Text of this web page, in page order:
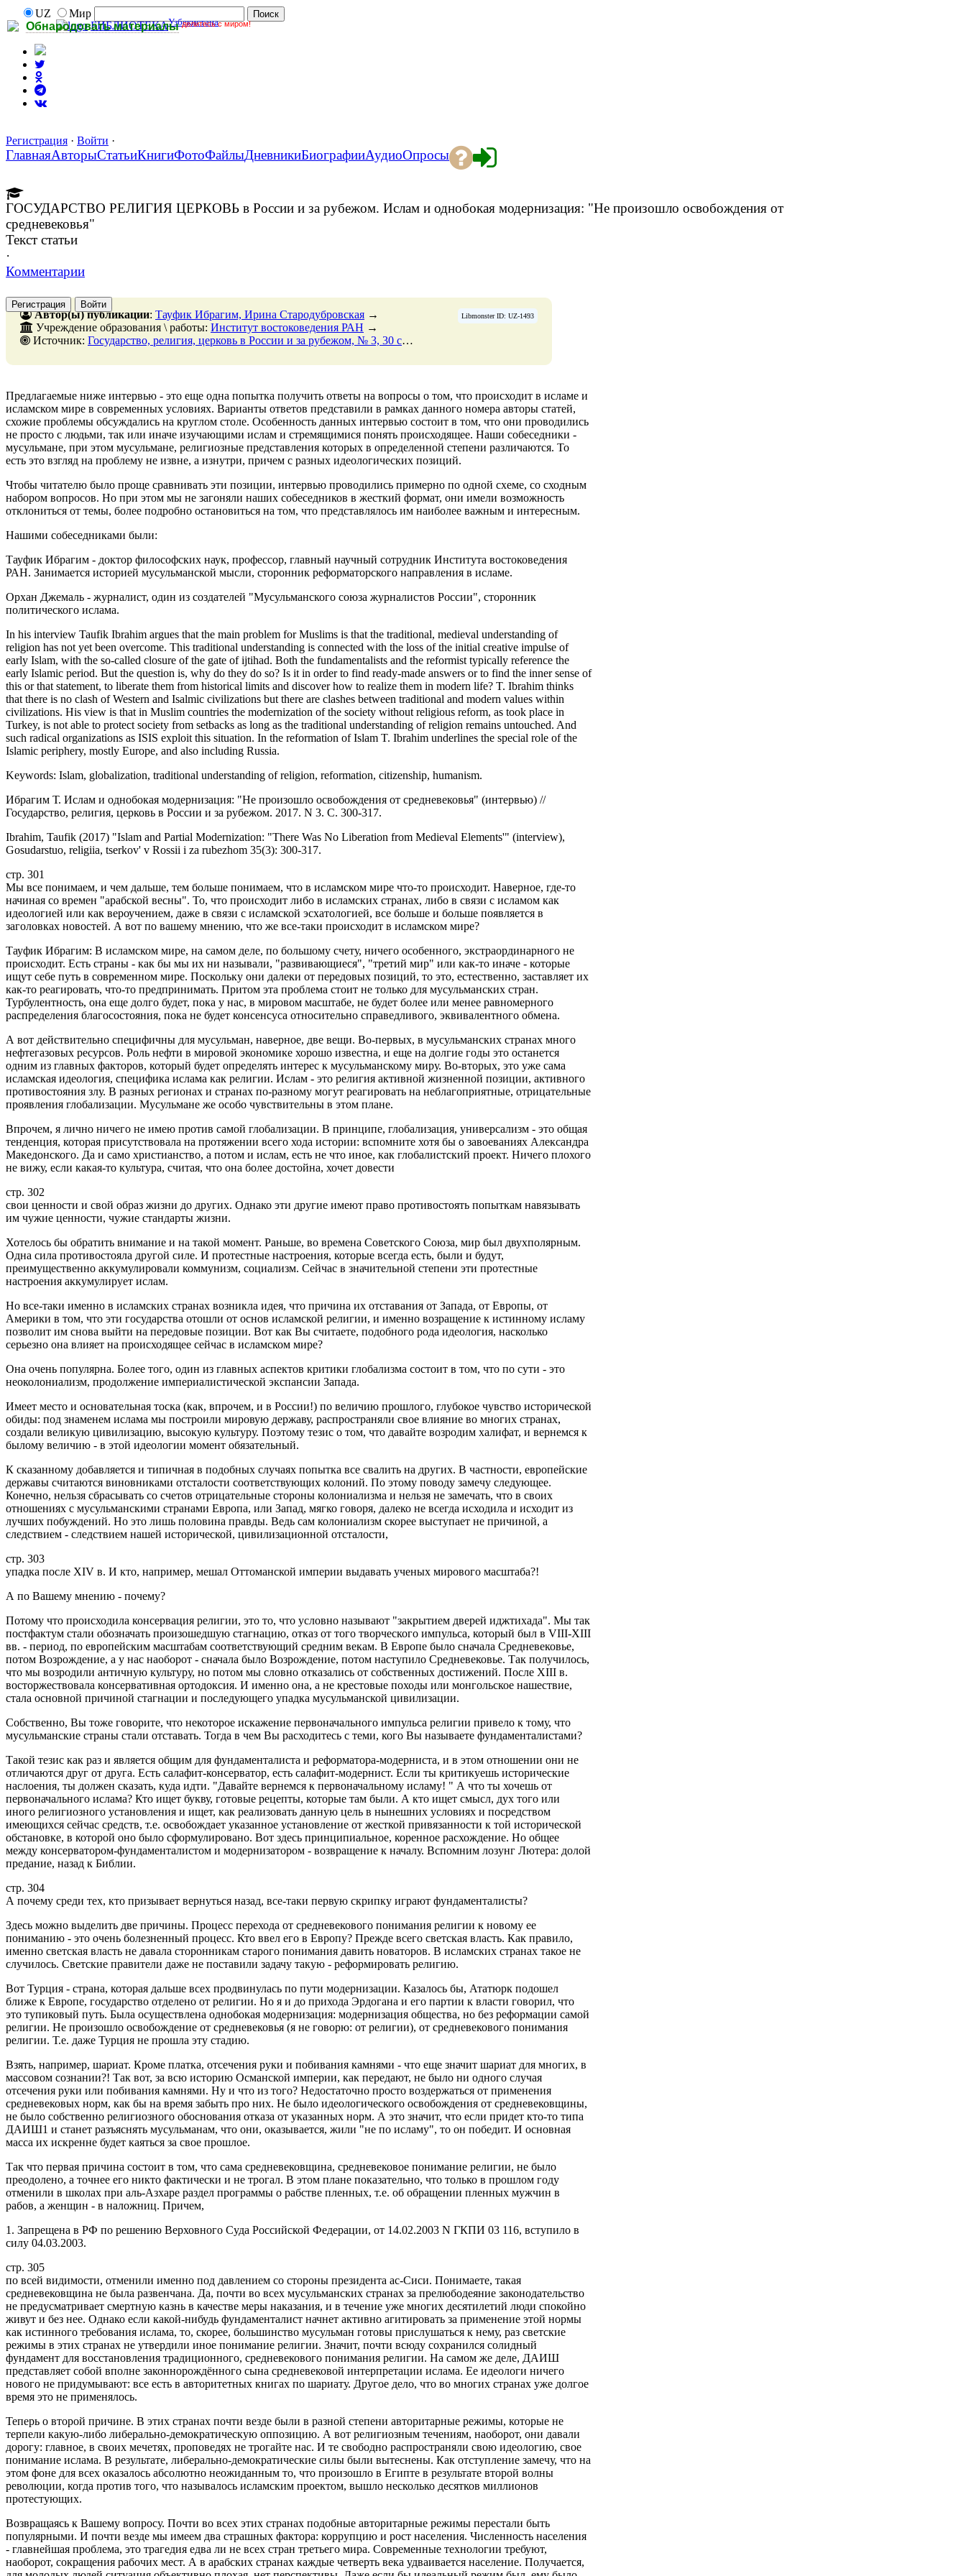
Обнародовать материалы делитесь с миром!
UZ
Мир
БИБЛИОТЕКАУзбекистана
Регистрация · Войти ·
ГлавнаяАвторыСтатьиКнигиФотоФайлыДневникиБиографииАудиоОпросы
ГОСУДАРСТВО РЕЛИГИЯ ЦЕРКОВЬ в России и за рубежом. Ислам и однобокая модернизация: "Не произошло освобождения от
средневековья"
Текст статьи
·
Комментарии
Регистрация Войти
Libmonster ID: UZ-1493
Автор(ы) публикации: Тауфик Ибрагим, Ирина Стародубровская →
Учреждение образования \ работы: Институт востоковедения РАН →
Источник: Государство, религия, церковь в России и за рубежом, № 3, 30 сентября 2017 Страницы 301-317
Предлагаемые ниже интервью - это еще одна попытка получить ответы на вопросы о том, что происходит в исламе и
исламском мире в современных условиях. Варианты ответов представили в рамках данного номера авторы статей,
схожие проблемы обсуждались на круглом столе. Особенность данных интервью состоит в том, что они проводились
не просто с людьми, так или иначе изучающими ислам и стремящимися понять происходящее. Наши собеседники -
мусульмане, при этом мусульмане, религиозные представления которых в определенной степени различаются. То
есть это взгляд на проблему не извне, а изнутри, причем с разных идеологических позиций.
Чтобы читателю было проще сравнивать эти позиции, интервью проводились примерно по одной схеме, со сходным
набором вопросов. Но при этом мы не загоняли наших собеседников в жесткий формат, они имели возможность
отклониться от темы, более подробно остановиться на том, что представлялось им наиболее важным и интересным.
Нашими собеседниками были:
Тауфик Ибрагим - доктор философских наук, профессор, главный научный сотрудник Института востоковедения
РАН. Занимается историей мусульманской мысли, сторонник реформаторского направления в исламе.
Орхан Джемаль - журналист, один из создателей "Мусульманского союза журналистов России", сторонник
политического ислама.
In his interview Taufik Ibrahim argues that the main problem for Muslims is that the traditional, medieval understanding of
religion has not yet been overcome. This traditional understanding is connected with the loss of the initial creative impulse of
early Islam, with the so-called closure of the gate of ijtihad. Both the fundamentalists and the reformist typically reference the
early Islamic period. But the question is, why do they do so? Is it in order to find ready-made answers or to find the inner sense of
this or that statement, to liberate them from historical limits and discover how to realize them in modern life? T. Ibrahim thinks
that there is no clash of Western and Isalmic civilizations but there are clashes between traditional and modern values within
civilizations. His view is that in Muslim countries the modernization of the society without religious reform, as took place in
Turkey, is not able to protect society from setbacks as long as the traditional understanding of religion remains untouched. And
such radical organizations as ISIS exploit this situation. In the reformation of Islam T. Ibrahim underlines the special role of the
Islamic periphery, mostly Europe, and also including Russia.
Keywords: Islam, globalization, traditional understanding of religion, reformation, citizenship, humanism.
Ибрагим Т. Ислам и однобокая модернизация: "Не произошло освобождения от средневековья" (интервью) //
Государство, религия, церковь в России и за рубежом. 2017. N 3. С. 300-317.
Ibrahim, Taufik (2017) "Islam and Partial Modernization: "There Was No Liberation from Medieval Elements'" (interview),
Gosudarstuo, religiia, tserkov' v Rossii i za rubezhom 35(3): 300-317.
стр. 301
Мы все понимаем, и чем дальше, тем больше понимаем, что в исламском мире что-то происходит. Наверное, где-то
начиная со времен "арабской весны". То, что происходит либо в исламских странах, либо в связи с исламом как
идеологией или как вероучением, даже в связи с исламской эсхатологией, все больше и больше появляется в
заголовках новостей. А вот по вашему мнению, что же все-таки происходит в исламском мире?
Тауфик Ибрагим: В исламском мире, на самом деле, по большому счету, ничего особенного, экстраординарного не
происходит. Есть страны - как бы мы их ни называли, "развивающиеся", "третий мир" или как-то иначе - которые
ищут себе путь в современном мире. Поскольку они далеки от передовых позиций, то это, естественно, заставляет их
как-то реагировать, что-то предпринимать. Притом эта проблема стоит не только для мусульманских стран.
Турбулентность, она еще долго будет, пока у нас, в мировом масштабе, не будет более или менее равномерного
распределения благосостояния, пока не будет консенсуса относительно справедливого, эквивалентного обмена.
А вот действительно специфичны для мусульман, наверное, две вещи. Во-первых, в мусульманских странах много
нефтегазовых ресурсов. Роль нефти в мировой экономике хорошо известна, и еще на долгие годы это останется
одним из главных факторов, который будет определять интерес к мусульманскому миру. Во-вторых, это уже сама
исламская идеология, специфика ислама как религии. Ислам - это религия активной жизненной позиции, активного
противостояния злу. В разных регионах и странах по-разному могут реагировать на неблагоприятные, отрицательные
проявления глобализации. Мусульмане же особо чувствительны в этом плане.
Впрочем, я лично ничего не имею против самой глобализации. В принципе, глобализация, универсализм - это общая
тенденция, которая присутствовала на протяжении всего хода истории: вспомните хотя бы о завоеваниях Александра
Македонского. Да и само христианство, а потом и ислам, есть не что иное, как глобалистский проект. Ничего плохого
не вижу, если какая-то культура, считая, что она более достойна, хочет довести
стр. 302
свои ценности и свой образ жизни до других. Однако эти другие имеют право противостоять попыткам навязывать
им чужие ценности, чужие стандарты жизни.
Хотелось бы обратить внимание и на такой момент. Раньше, во времена Советского Союза, мир был двухполярным.
Одна сила противостояла другой силе. И протестные настроения, которые всегда есть, были и будут,
преимущественно аккумулировали коммунизм, социализм. Сейчас в значительной степени эти протестные
настроения аккумулирует ислам.
Но все-таки именно в исламских странах возникла идея, что причина их отставания от Запада, от Европы, от
Америки в том, что эти государства отошли от основ исламской религии, и именно возращение к истинному исламу
позволит им снова выйти на передовые позиции. Вот как Вы считаете, подобного рода идеология, насколько
серьезно она влияет на происходящее сейчас в исламском мире?
Она очень популярна. Более того, один из главных аспектов критики глобализма состоит в том, что по сути - это
неоколониализм, продолжение империалистической экспансии Запада.
Имеет место и основательная тоска (как, впрочем, и в России!) по величию прошлого, глубокое чувство исторической
обиды: под знаменем ислама мы построили мировую державу, распространяли свое влияние во многих странах,
создали великую цивилизацию, высокую культуру. Поэтому тезис о том, что давайте возродим халифат, и вернемся к
былому величию - в этой идеологии момент обязательный.
К сказанному добавляется и типичная в подобных случаях попытка все свалить на других. В частности, европейские
державы считаются виновниками отсталости соответствующих колоний. По этому поводу замечу следующее.
Конечно, нельзя сбрасывать со счетов отрицательные стороны колониализма и нельзя не замечать, что в своих
отношениях с мусульманскими странами Европа, или Запад, мягко говоря, далеко не всегда исходила и исходит из
лучших побуждений. Но это лишь половина правды. Ведь сам колониализм скорее выступает не причиной, а
следствием - следствием нашей исторической, цивилизационной отсталости,
стр. 303
упадка после XIV в. И кто, например, мешал Оттоманской империи выдавать ученых мирового масштаба?!
А по Вашему мнению - почему?
Потому что происходила консервация религии, это то, что условно называют "закрытием дверей иджтихада". Мы так
постфактум стали обозначать произошедшую стагнацию, отказ от того творческого импульса, который был в VIII-XIII
вв. - период, по европейским масштабам соответствующий средним векам. В Европе было сначала Средневековье,
потом Возрождение, а у нас наоборот - сначала было Возрождение, потом наступило Средневековье. Так получилось,
что мы возродили античную культуру, но потом мы словно отказались от собственных достижений. После XIII в.
восторжествовала консервативная ортодоксия. И именно она, а не крестовые походы или монгольское нашествие,
стала основной причиной стагнации и последующего упадка мусульманской цивилизации.
Собственно, Вы тоже говорите, что некоторое искажение первоначального импульса религии привело к тому, что
мусульманские страны стали отставать. Тогда в чем Вы расходитесь с теми, кого Вы называете фундаменталистами?
Такой тезис как раз и является общим для фундаменталиста и реформатора-модерниста, и в этом отношении они не
отличаются друг от друга. Есть салафит-консерватор, есть салафит-модернист. Если ты критикуешь исторические
наслоения, ты должен сказать, куда идти. "Давайте вернемся к первоначальному исламу! " А что ты хочешь от
первоначального ислама? Кто ищет букву, готовые рецепты, которые там были. А кто ищет смысл, дух того или
иного религиозного установления и ищет, как реализовать данную цель в нынешних условиях и посредством
имеющихся сейчас средств, т.е. освобождает указанное установление от жесткой привязанности к той исторической
обстановке, в которой оно было сформулировано. Вот здесь принципиальное, коренное расхождение. Но общее
между консерватором-фундаменталистом и модернизатором - возвращение к началу. Вспомним лозунг Лютера: долой
предание, назад к Библии.
стр. 304
А почему среди тех, кто призывает вернуться назад, все-таки первую скрипку играют фундаменталисты?
Здесь можно выделить две причины. Процесс перехода от средневекового понимания религии к новому ее
пониманию - это очень болезненный процесс. Кто ввел его в Европу? Прежде всего светская власть. Как правило,
именно светская власть не давала сторонникам старого понимания давить новаторов. В исламских странах такое не
случилось. Светские правители даже не поставили задачу такую - реформировать религию.
Вот Турция - страна, которая дальше всех продвинулась по пути модернизации. Казалось бы, Ататюрк подошел
ближе к Европе, государство отделено от религии. Но я и до прихода Эрдогана и его партии к власти говорил, что
это тупиковый путь. Была осуществлена однобокая модернизация: модернизация общества, но без реформации самой
религии. Не произошло освобождение от средневековья (я не говорю: от религии), от средневекового понимания
религии. Т.е. даже Турция не прошла эту стадию.
Взять, например, шариат. Кроме платка, отсечения руки и побивания камнями - что еще значит шариат для многих, в
массовом сознании?! Так вот, за всю историю Османской империи, как передают, не было ни одного случая
отсечения руки или побивания камнями. Ну и что из того? Недостаточно просто воздержаться от применения
средневековых норм, как бы на время забыть про них. Не было идеологического освобождения от средневековщины,
не было собственно религиозного обоснования отказа от указанных норм. А это значит, что если придет кто-то типа
ДАИШ1 и станет разъяснять мусульманам, что они, оказывается, жили "не по исламу", то он победит. И основная
масса их искренне будет каяться за свое прошлое.
Так что первая причина состоит в том, что сама средневековщина, средневековое понимание религии, не было
преодолено, а точнее его никто фактически и не трогал. В этом плане показательно, что только в прошлом году
отменили в школах при аль-Азхаре раздел программы о рабстве пленных, т.е. об обращении пленных мужчин в
рабов, а женщин - в наложниц. Причем,
1. Запрещена в РФ по решению Верховного Суда Российской Федерации, от 14.02.2003 N ГКПИ 03 116, вступило в
силу 04.03.2003.
стр. 305
по всей видимости, отменили именно под давлением со стороны президента ас-Сиси. Понимаете, такая
средневековщина не была развенчана. Да, почти во всех мусульманских странах за прелюбодеяние законодательство
не предусматривает смертную казнь в качестве меры наказания, и в течение уже многих десятилетий люди спокойно
живут и без нее. Однако если какой-нибудь фундаменталист начнет активно агитировать за применение этой нормы
как истинного требования ислама, то, скорее, большинство мусульман готовы прислушаться к нему, раз светские
режимы в этих странах не утвердили иное понимание религии. Значит, почти всюду сохранился солидный
фундамент для восстановления традиционного, средневекового понимания религии. На самом же деле, ДАИШ
представляет собой вполне законнорождённого сына средневековой интерпретации ислама. Ее идеологи ничего
нового не придумывают: все есть в авторитетных книгах по шариату. Другое дело, что во многих странах уже долгое
время это не применялось.
Теперь о второй причине. В этих странах почти везде были в разной степени авторитарные режимы, которые не
терпели какую-либо либерально-демократическую оппозицию. А вот религиозным течениям, наоборот, они давали
дорогу: главное, в своих мечетях, проповедях не трогайте нас. И те свободно распространяли свою идеологию, свое
понимание ислама. В результате, либерально-демократические силы были вытеснены. Как отступление замечу, что на
этом фоне для всех оказалось абсолютно неожиданным то, что произошло в Египте в результате второй волны
революции, когда против того, что называлось исламским проектом, вышло несколько десятков миллионов
протестующих.
Возвращаясь к Вашему вопросу. Почти во всех этих странах подобные авторитарные режимы перестали быть
популярными. И почти везде мы имеем два страшных фактора: коррупцию и рост населения. Численность населения
- главнейшая проблема, это трагедия едва ли не всех стран третьего мира. Современные технологии требуют,
наоборот, сокращения рабочих мест. А в арабских странах каждые четверть века удваивается население. Получается,